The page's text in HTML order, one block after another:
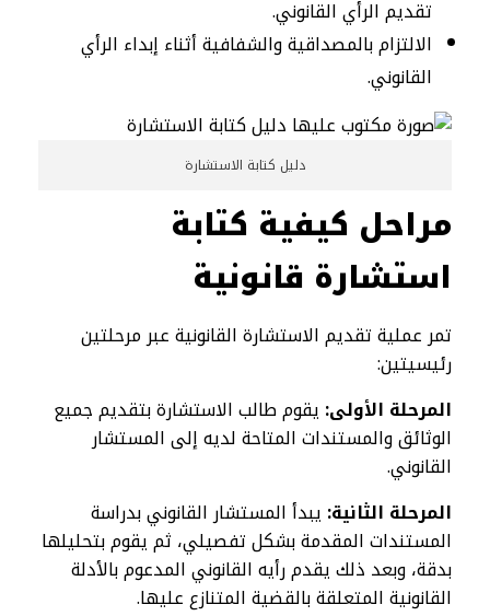
تقديم الرأي القانوني.
الالتزام بالمصداقية والشفافية أثناء إبداء الرأي
القانوني.
دليل كتابة الاستشارة
مراحل كيفية كتابة
استشارة قانونية
تمر عملية تقديم الاستشارة القانونية عبر مرحلتين
رئيسيتين:
المرحلة الأولى: يقوم طالب الاستشارة بتقديم جميع
الوثائق والمستندات المتاحة لديه إلى المستشار
القانوني.
المرحلة الثانية: يبدأ المستشار القانوني بدراسة
المستندات المقدمة بشكل تفصيلي، ثم يقوم بتحليلها
بدقة، وبعد ذلك يقدم رأيه القانوني المدعوم بالأدلة
القانونية المتعلقة بالقضية المتنازع عليها.